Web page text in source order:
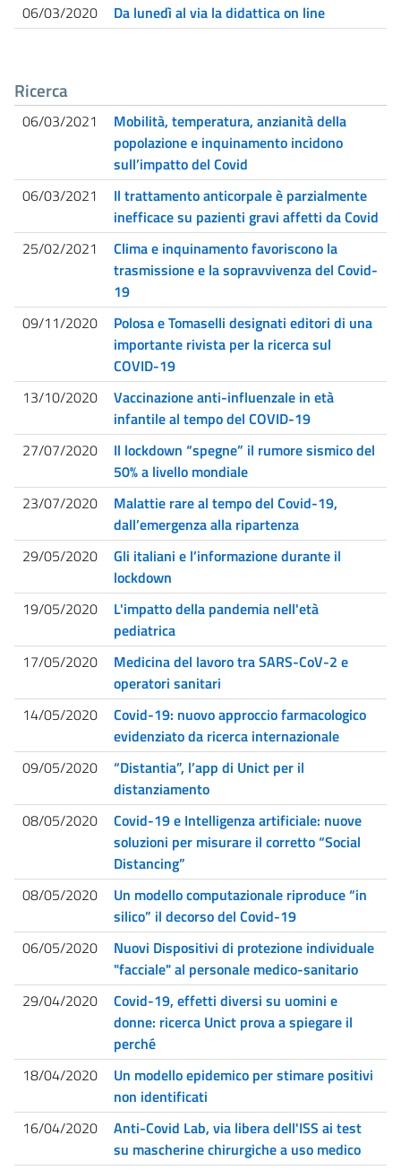
06/03/2020
Da lunedì al via la didattica on line
Ricerca
06/03/2021
Mobilità, temperatura, anzianità della
popolazione e inquinamento incidono
sull’impatto del Covid
06/03/2021
Il trattamento anticorpale è parzialmente
inefficace su pazienti gravi affetti da Covid
25/02/2021
Clima e inquinamento favoriscono la
trasmissione e la sopravvivenza del Covid-
19
09/11/2020
Polosa e Tomaselli designati editori di una
importante rivista per la ricerca sul
COVID-19
13/10/2020
Vaccinazione anti-influenzale in età
infantile al tempo del COVID-19
27/07/2020
Il lockdown “spegne” il rumore sismico del
50% a livello mondiale
23/07/2020
Malattie rare al tempo del Covid-19,
dall’emergenza alla ripartenza
29/05/2020
Gli italiani e l’informazione durante il
lockdown
19/05/2020
L'impatto della pandemia nell'età
pediatrica
17/05/2020
Medicina del lavoro tra SARS-CoV-2 e
operatori sanitari
14/05/2020
Covid-19: nuovo approccio farmacologico
evidenziato da ricerca internazionale
09/05/2020
“Distantia”, l’app di Unict per il
distanziamento
08/05/2020
Covid-19 e Intelligenza artificiale: nuove
soluzioni per misurare il corretto “Social
Distancing”
08/05/2020
Un modello computazionale riproduce “in
silico” il decorso del Covid-19
06/05/2020
Nuovi Dispositivi di protezione individuale
"facciale" al personale medico-sanitario
29/04/2020
Covid-19, effetti diversi su uomini e
donne: ricerca Unict prova a spiegare il
perché
18/04/2020
Un modello epidemico per stimare positivi
non identificati
16/04/2020
Anti-Covid Lab, via libera dell'ISS ai test
su mascherine chirurgiche a uso medico